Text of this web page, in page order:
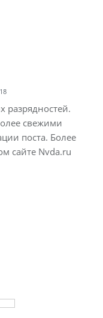
18
разрядностей.
свежими
поста. Более
сайте Nvda.ru